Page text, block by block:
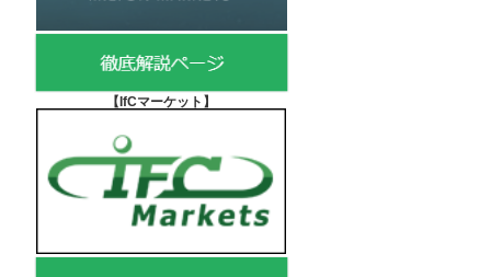
【IfCマーケット 】